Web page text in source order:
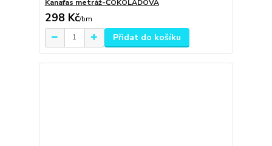
Kanafas metráž-ČOKOLÁDOVÁ
298 Kč/bm
Přidat do košíku